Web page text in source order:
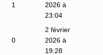
1
2026 à
23:04
0
2 février
2026 à
19:28